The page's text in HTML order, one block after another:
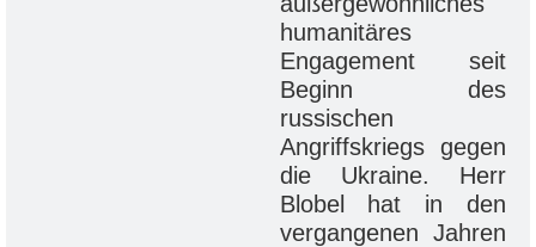
humanitäres
Engagement seit
Beginn des
russischen
Angriffskriegs gegen
die Ukraine. Herr
Blobel hat in den
vergangenen Jahren